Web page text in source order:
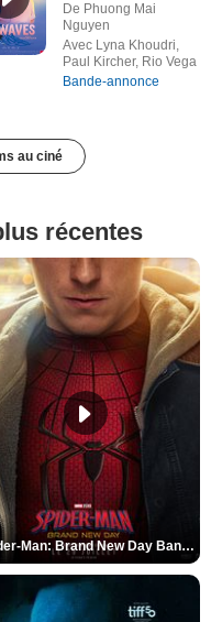
De Phuong Mai
Nguyen
Avec Lyna Khoudri,
Paul Kircher, Rio Vega
Bande-annonce
au ciné
récentes
Spider-Man: Brand New Day Bande-annonce (3) VO STFR